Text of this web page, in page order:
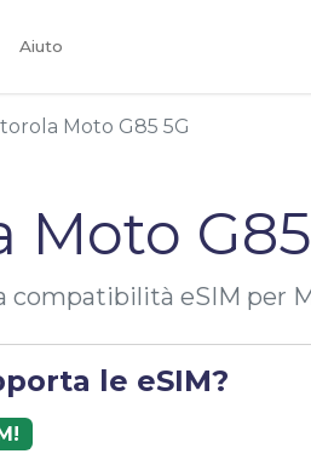
Aiuto
Moto G85 5G
Moto
compatibilità eSIM per
le eSIM?